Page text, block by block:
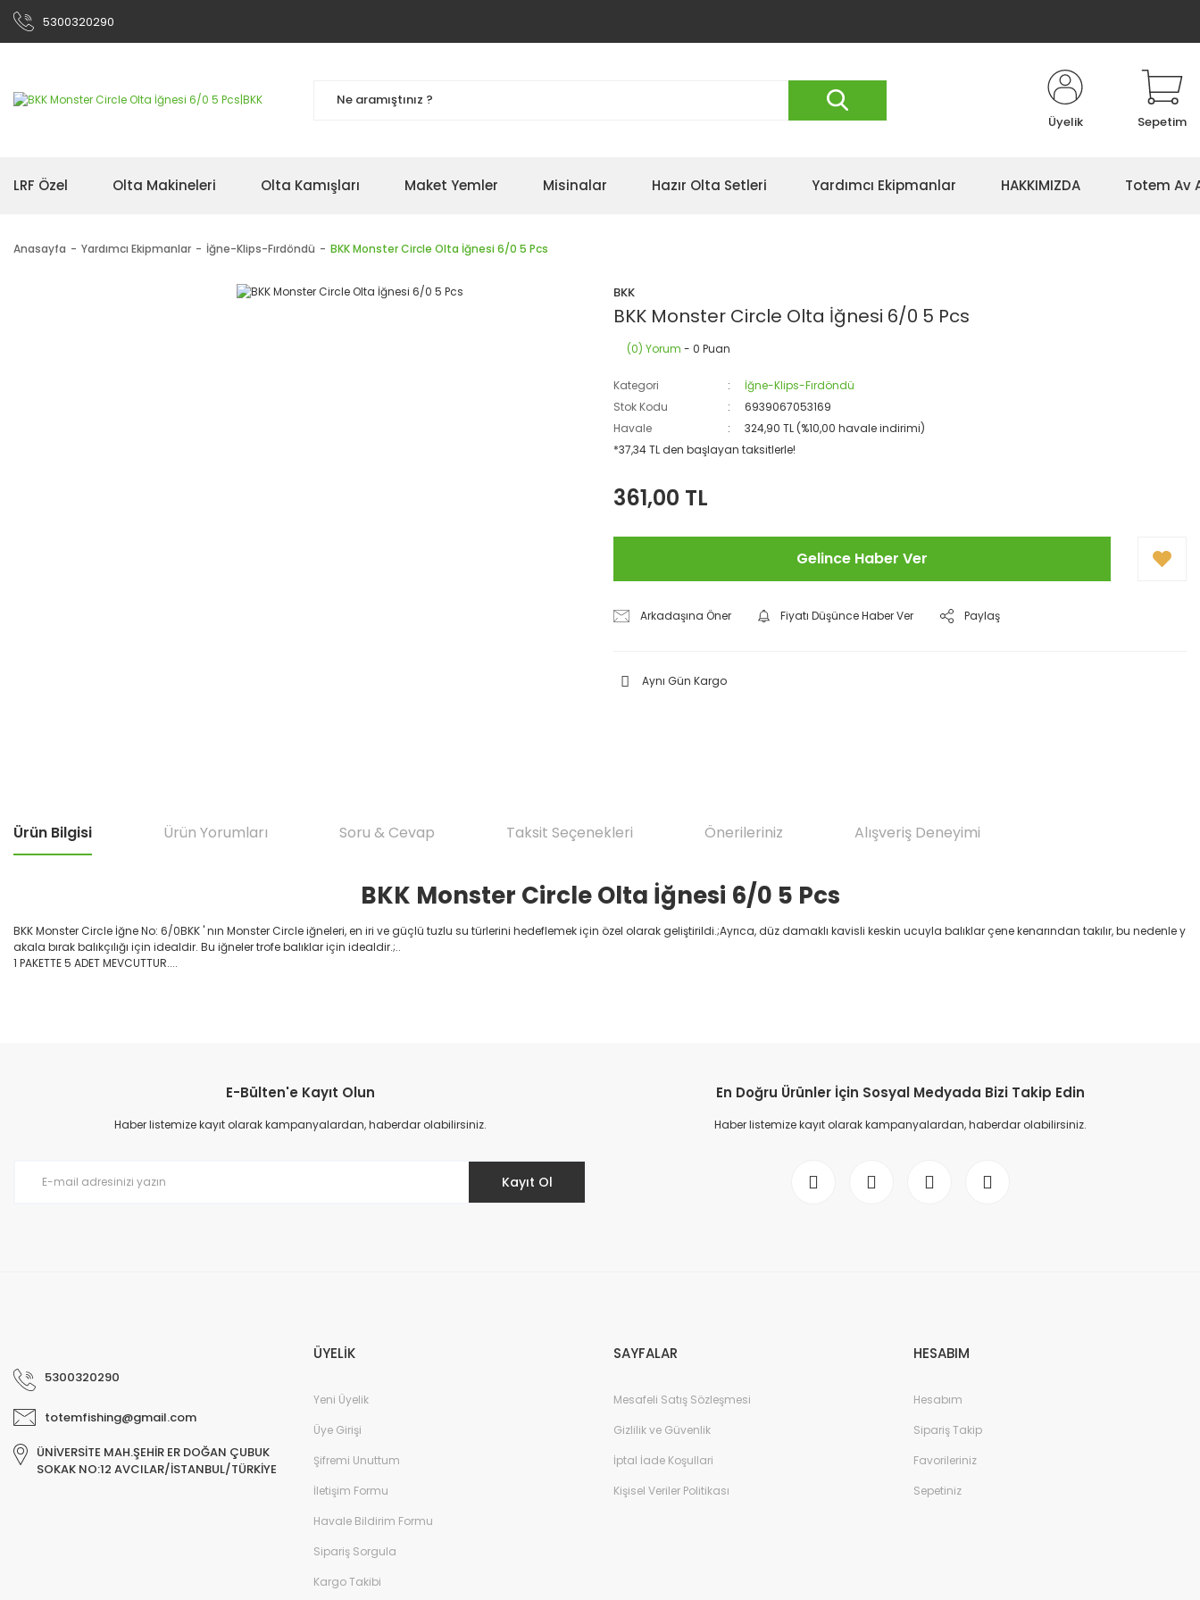
5300320290
Üyelik Sepetim
LRF Özel Olta Makineleri Olta Kamışları Maket Yemler Misinalar Hazır Olta Setleri Yardımcı Ekipmanlar HAKKIMIZDA Totem Av
Anasayfa Yardımcı Ekipmanlar İğne-Klips-Fırdöndü BKK Monster Circle Olta İğnesi 6/0 5 Pcs
BKK
BKK Monster Circle Olta İğnesi 6/0 5 Pcs
(0) Yorum - 0 Puan
Kategori
İğne-Klips-Fırdöndü
Stok Kodu
6939067053169
Havale
324,90 TL (%10,00 havale indirimi)
*37,34 TL den başlayan taksitlerle!
361,00 TL
Gelince Haber Ver
Arkadaşına Öner Fiyatı Düşünce Haber Ver Paylaş
Aynı Gün Kargo
Ürün Bilgisi Ürün Yorumları Soru & Cevap Taksit Seçenekleri Önerileriniz Alışveriş Deneyimi
BKK Monster Circle Olta İğnesi 6/0 5 Pcs
BKK Monster Circle İğne No: 6/0BKK ' nın Monster Circle iğneleri, en iri ve güçlü tuzlu su türlerini hedeflemek için özel olarak geliştirildi.;Ayrıca, düz damaklı kavisli keskin ucuyla balıklar çene kenarından takılır, bu nedenle y
akala bırak balıkçılığı için idealdir. Bu iğneler trofe balıklar için idealdir.;..
1 PAKETTE 5 ADET MEVCUTTUR....
Ürün resmi kalitesiz, bozuk veya görüntülenemiyor.
Ürün açıklamasında eksik bilgiler bulunuyor.
harıka
E-Bülten'e Kayıt Olun
Haber listemize kayıt olarak kampanyalardan, haberdar olabilirsiniz.
Kayıt Ol
En Doğru Ürünler İçin Sosyal Medyada Bizi Takip Edin
Haber listemize kayıt olarak kampanyalardan, haberdar olabilirsiniz.
5300320290
totemfishing@gmail.com
ÜNİVERSİTE MAH.ŞEHİR ER DOĞAN ÇUBUK
SOKAK NO:12 AVCILAR/İSTANBUL/TÜRKİYE
ÜYELİK
Yeni Üyelik
Üye Girişi
Şifremi Unuttum
İletişim Formu
Havale Bildirim Formu
Sipariş Sorgula
Kargo Takibi
SAYFALAR
Mesafeli Satış Sözleşmesi
Gizlilik ve Güvenlik
İptal İade Koşullari
Kişisel Veriler Politikası
HESABIM
Hesabım
Sipariş Takip
Favorileriniz
Sepetiniz